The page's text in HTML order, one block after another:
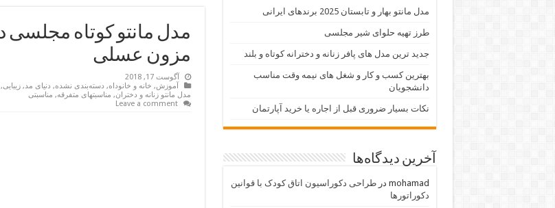
مزون عسلی
آگوست 17, 2018
آموزش, خانه و خانوداه, دسته‌بندی نشده, دنیای مد,زیبایی,
مدل مانتو زنانه و دختران, مناسبتهای متفرقه, مناسبتی
Leave a comment
مدل مانتو بهار و تابستان 2025 برندهای ایرانی
طرز تهیه حلوای شیر مجلسی
جدید ترین مدل های پافر زنانه و دخترانه کوتاه و بلند
بهترین کسب و کار و شغل های نیمه وقت مناسب
دانشجویان
نکات بسیار ضروری قبل از اجاره یا خرید آپارتمان
آخرین دیدگاه‌ها
mohamad درطراحی دکوراسیون اتاق کودک با قوانین
دکوراتورها